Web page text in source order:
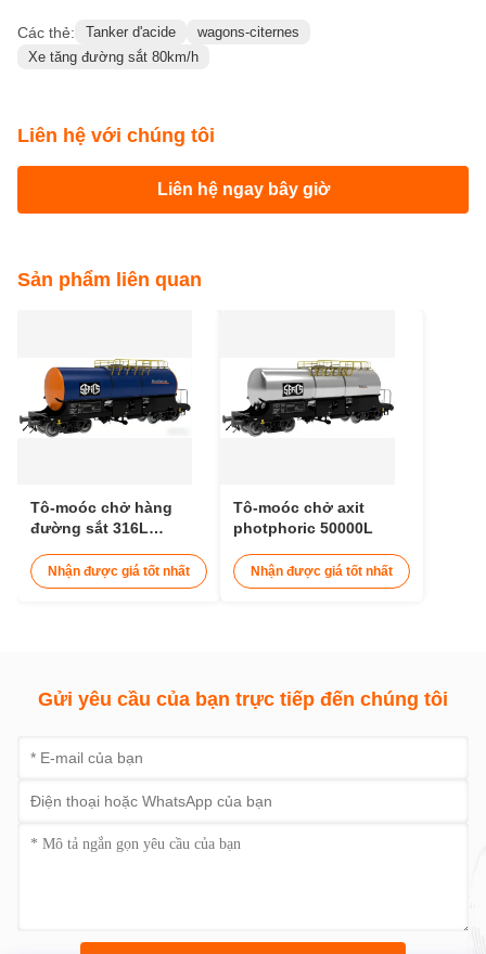
Các thẻ: Tanker d'acide
wagons-citernes
Xe tăng đường sắt 80km/h
Liên hệ với chúng tôi
Liên hệ ngay bây giờ
Sản phẩm liên quan
Tô-moóc chở hàng
đường sắt 316L
Nhận được giá tốt nhất
Tô-moóc chở axit
photphoric 50000L
Nhận được giá tốt nhất
Gửi yêu cầu của bạn trực tiếp đến chúng tôi